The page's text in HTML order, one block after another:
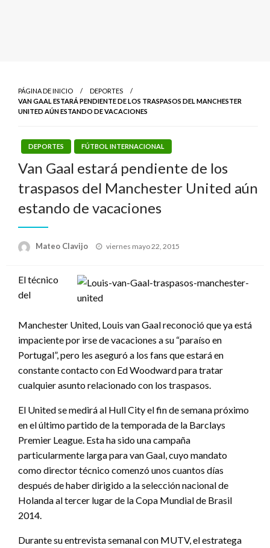
PÁGINA DE INICIO
DEPORTES
VAN GAAL ESTARÁ PENDIENTE DE LOS TRASPASOS DEL MANCHESTER
UNITED AÚN ESTANDO DE VACACIONES
DEPORTES FÚTBOL INTERNACIONAL
Van Gaal estará pendiente de los
traspasos del Manchester United aún
estando de vacaciones
Mateo Clavijo
Publicado
viernes mayo 22, 2015
El técnico
del
Manchester United, Louis van Gaal reconoció que ya está
impaciente por irse de vacaciones a su “paraíso en
Portugal”, pero les aseguró a los fans que estará en
constante contacto con Ed Woodward para tratar
cualquier asunto relacionado con los traspasos.
El United se medirá al Hull City el fin de semana próximo
en el último partido de la temporada de la Barclays
Premier League. Esta ha sido una campaña
particularmente larga para van Gaal, cuyo mandato
como director técnico comenzó unos cuantos días
después de haber dirigido a la selección nacional de
Holanda al tercer lugar de la Copa Mundial de Brasil
2014.
Durante su entrevista semanal con MUTV, el estratega